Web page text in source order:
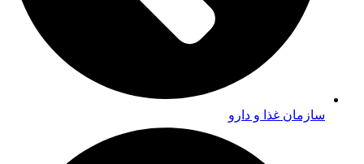
سازمان غذا و دارو